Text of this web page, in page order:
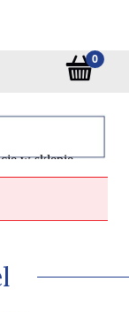
w sklepie